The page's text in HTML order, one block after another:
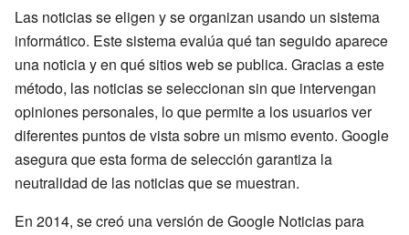
Las noticias se eligen y se organizan usando un sistema
informático. Este sistema evalúa qué tan seguido aparece
una noticia y en qué sitios web se publica. Gracias a este
método, las noticias se seleccionan sin que intervengan
opiniones personales, lo que permite a los usuarios ver
diferentes puntos de vista sobre un mismo evento. Google
asegura que esta forma de selección garantiza la
neutralidad de las noticias que se muestran.
En 2014, se creó una versión de Google Noticias para